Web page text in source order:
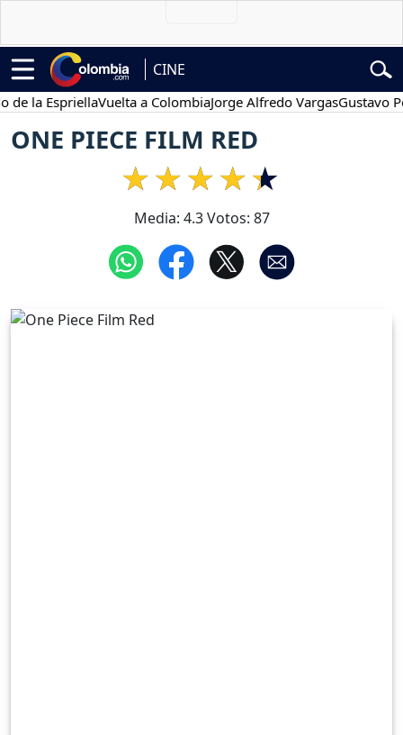
CINE
EspriellaVuelta a ColombiaJorge Alfredo VargasGustavo Petro
ONE PIECE FILM RED
Media: 4.3Votos: 87